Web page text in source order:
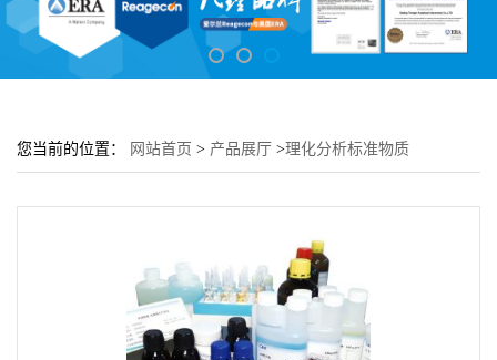
您当前的位置： 网站首页 > 产品展厅 >理化分析标准物质